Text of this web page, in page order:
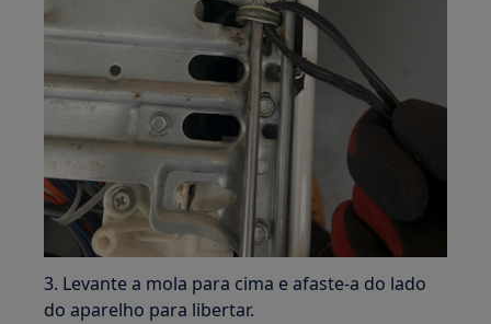
3. Levante a mola para cima e afaste-a do lado
do aparelho para libertar.